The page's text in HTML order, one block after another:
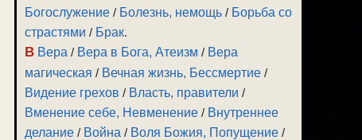
Богослужение / Болезнь, немощь / Борьба со
страстями / Брак.
В Вера / Вера в Бога, Атеизм / Вера
магическая / Вечная жизнь, Бессмертие /
Видение грехов / Власть, правители /
Вменение себе, Невменение / Внутреннее
делание / Война / Воля Божия, Попущение /